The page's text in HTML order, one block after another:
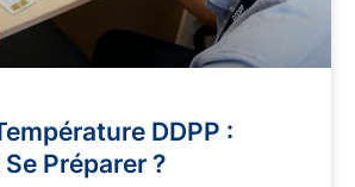
DDPP :
Préparer ?